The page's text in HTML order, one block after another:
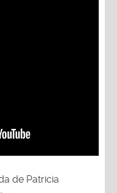
de Patricia